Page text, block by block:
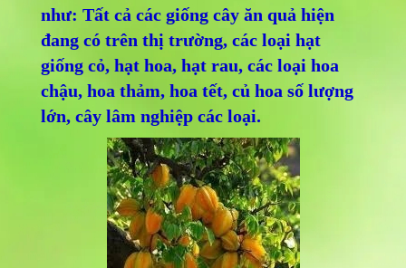
như: Tất cả các giống cây ăn quả hiện
đang có trên thị trường, các loại hạt
giống cỏ, hạt hoa, hạt rau, các loại hoa
chậu, hoa thảm, hoa tết, củ hoa số lượng
lớn, cây lâm nghiệp các loại.